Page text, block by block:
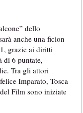
ad Eros Ramazzotti –
dello
anche una ficion
grazie ai diritti
di 6 puntate,
Tra gli attori
Imparato, Tosca
Film sono iniziate